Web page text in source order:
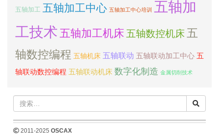
五轴加工 五轴加工中心 五轴加工中心培训
五轴加
工技术 五轴加工机床 五轴数控机床 五
轴数控编程 五轴机床 五轴联动 五轴联动加工中心 五
轴联动数控编程 五轴联动机床 数字化制造 金属切削技术
2011-2025 OSCAX